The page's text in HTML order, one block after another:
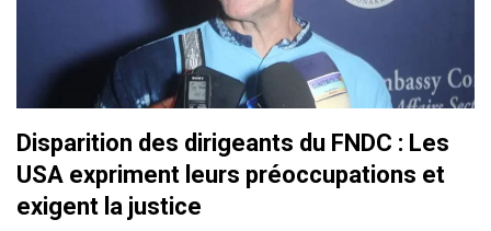
Disparition des dirigeants du FNDC : Les
USA expriment leurs préoccupations et
exigent la justice